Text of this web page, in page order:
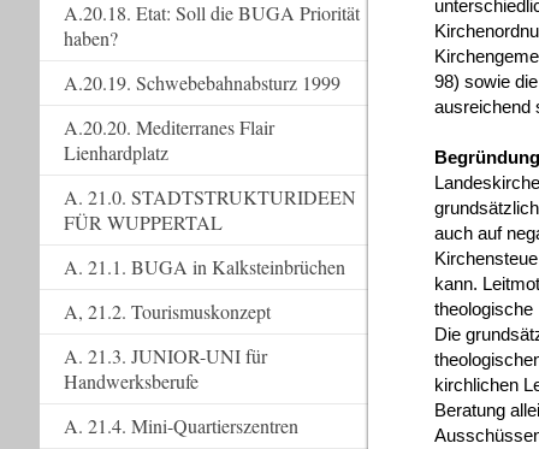
98) sowie
ausreichend
auch auf
kann.
theologische
Die
kirchlichen
Beratung
A.20.18. Etat: Soll die BUGA Priorität
haben?
A.20.19. Schwebebahnabsturz 1999
A.20.20. Mediterranes Flair
Lienhardplatz
A. 21.0. STADTSTRUKTURIDEEN
FÜR WUPPERTAL
A. 21.1. BUGA in Kalksteinbrüchen
A, 21.2. Tourismuskonzept
A. 21.3. JUNIOR-UNI für
Handwerksberufe
A. 21.4. Mini-Quartierszentren